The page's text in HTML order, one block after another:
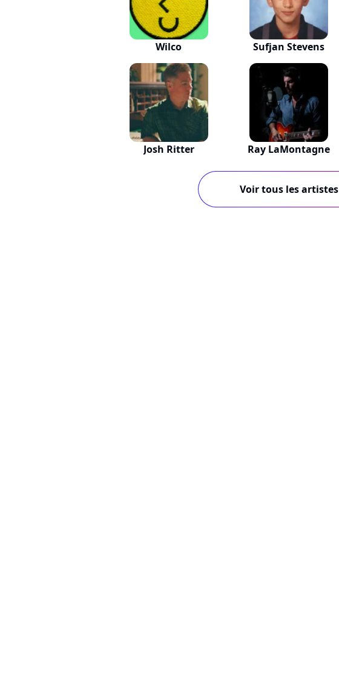
Wilco Sufjan Stevens
Josh Ritter Ray LaMontagne
Voir tous les artistes